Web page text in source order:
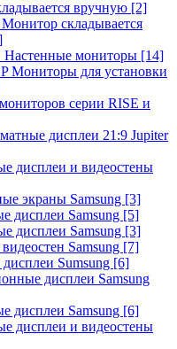
вручную [2]
складывается
Настенные мониторы [14]
Мониторы для установки
серии RISE и
дисплеи 21:9 Jupiter
дисплеи и видеостены
экраны Samsung [3]
дисплеи Samsung [5]
дисплеи Samsung [3]
Samsung [7]
Sumsung [6]
дисплеи Samsung
дисплеи Samsung [6]
дисплеи и видеостены